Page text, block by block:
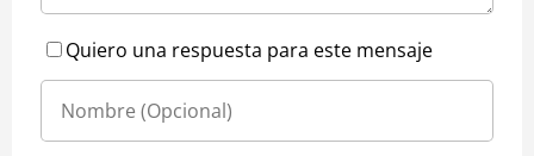
Quiero una respuesta para este mensaje